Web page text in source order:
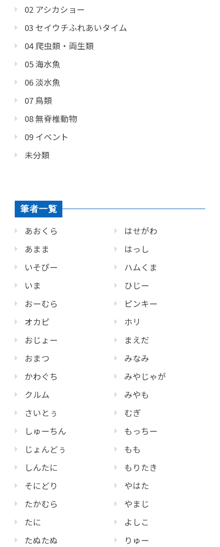
02 アシカショー
03 セイウチふれあいタイム
04 爬虫類・両生類
05 海水魚
06 淡水魚
07 鳥類
08 無脊椎動物
09 イベント
未分類
筆者一覧
あおくら
あまま
いそぴー
いま
おーむら
オカピ
おじょー
おまつ
かわぐち
クルム
さいとぅ
しゅーちん
じょんどぅ
しんたに
そにどり
たかむら
たに
たぬたぬ
はせがわ
はっし
ハムくま
ひじー
ピンキー
ホリ
まえだ
みなみ
みやじゃが
みやも
むぎ
もっちー
もも
もりたき
やはた
やまじ
よしこ
りゅー